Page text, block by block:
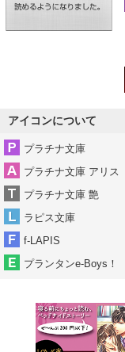
アイコンについて
プラチナ文庫
プラチナ文庫 アリス
プラチナ文庫 艶
ラピス文庫
f-LAPIS
プランタンe-Boys！